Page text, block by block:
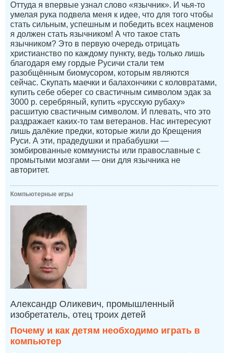
Оттуда я впервые узнал слово «язычник». И чья-то
умелая рука подвела меня к идее, что для того чтобы
стать сильным, успешным и победить всех нацменов
я должен стать язычником! А что такое стать
язычником? Это в первую очередь отрицать
христианство по каждому пункту, ведь только лишь
благодаря ему гордые Русичи стали тем
разобщённым биомусором, которым являются
сейчас. Скупать маечки и балахончики с коловратами,
купить себе оберег со свастичным символом эдак за
3000 р. серебряный, купить «русскую рубаху»
расшитую свастичным символом. И плевать, что это
раздражает каких-то там ветеранов. Нас интересуют
лишь далёкие предки, которые жили до Крещения
Руси. А эти, прадедушки и прабабушки —
зомбированные коммунисты или православные с
промытыми мозгами — они для язычника не
авторитет.
Компьютерные игры
Александр Оликевич, промышленный
изобретатель, отец троих детей
Почему и как детям необходимо играть в
компьютер